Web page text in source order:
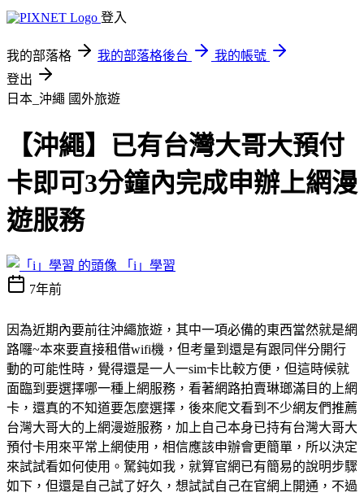
登入
我的部落格 我的部落格後台
我的帳號
登出
日本_沖繩 國外旅遊
【沖繩】已有台灣大哥大預付
卡即可3分鐘內完成申辦上網漫
遊服務
「i」學習
7年前
因為近期內要前往沖繩旅遊，其中一項必備的東西當然就是網
路囉~本來要直接租借wifi機，但考量到還是有跟同伴分開行
動的可能性時，覺得還是一人一sim卡比較方便，但這時候就
面臨到要選擇哪一種上網服務，看著網路拍賣琳瑯滿目的上網
卡，還真的不知道要怎麼選擇，後來爬文看到不少網友們推薦
台灣大哥大的上網漫遊服務，加上自己本身已持有台灣大哥大
預付卡用來平常上網使用，相信應該申辦會更簡單，所以決定
來試試看如何使用。駑鈍如我，就算官網已有簡易的說明步驟
如下，但還是自己試了好久，想試試自己在官網上開通，不過